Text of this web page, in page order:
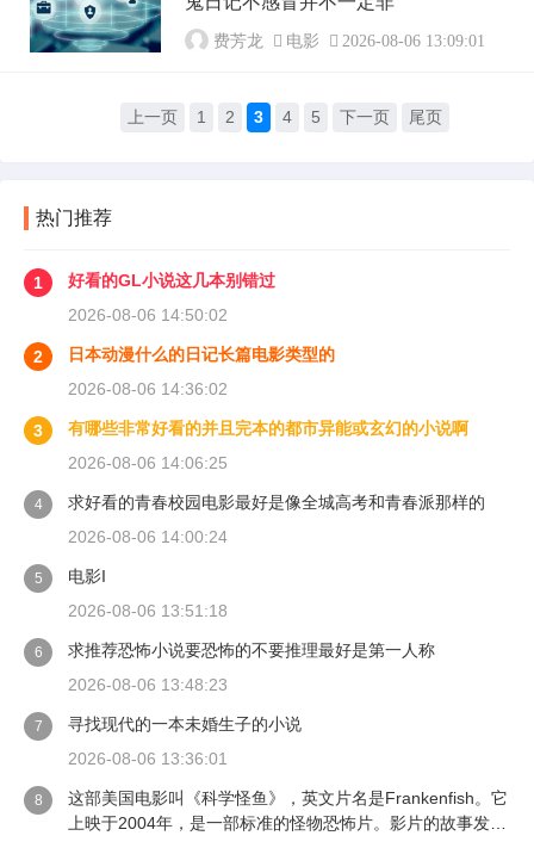
费芳龙 电影 2026-08-06 13:09:01
上一页 1 2 3 4 5 下一页 尾页
热门推荐
1
好看的GL小说这几本别错过
2026-08-06 14:50:02
2
日本动漫什么的日记长篇电影类型的
2026-08-06 14:36:02
3
有哪些非常好看的并且完本的都市异能或玄幻的小说啊
2026-08-06 14:06:25
4
求好看的青春校园电影最好是像全城高考和青春派那样的
2026-08-06 14:00:24
5
电影I
2026-08-06 13:51:18
6
求推荐恐怖小说要恐怖的不要推理最好是第一人称
2026-08-06 13:48:23
7
寻找现代的一本未婚生子的小说
2026-08-06 13:36:01
8
这部美国电影叫《科学怪鱼》，英文片名是Frankenfish。它
上映于2004年，是一部标准的怪物恐怖片。影片的故事发生